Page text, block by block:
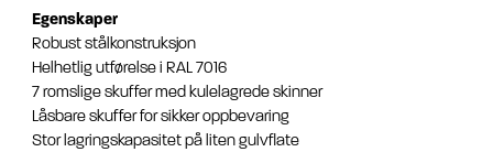
Egenskaper
Robust stålkonstruksjon
Helhetlig utførelse i RAL 7016
7 romslige skuffer med kulelagrede skinner
Låsbare skuffer for sikker oppbevaring
Stor lagringskapasitet på liten gulvflate